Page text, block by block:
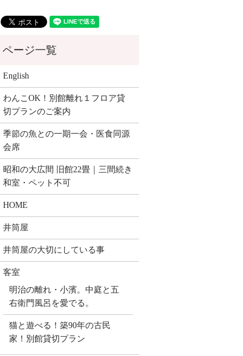
English
わんこOK！別館離れ１フロア貸
切プランのご案内
季節の魚との一期一会・医食同源
会席
昭和の大広間 旧館22畳｜三間続き
和室・ペット不可
HOME
井筒屋
井筒屋の大切にしている事
客室
明治の離れ・小濱。中庭と五
右衛門風呂を愛でる。
猫と遊べる！築90年の古民
家！別館貸切プラン